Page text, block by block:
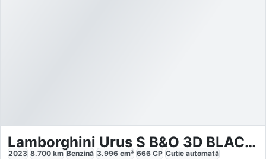
Lamborghini Urus S B&O 3D BLACK STYLE PACK PANORAMA
2023 8.700 km Benzină 3.996 cm³ 666 CP Cutie automată